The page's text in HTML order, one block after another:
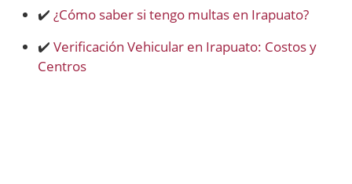
✔️ ¿Cómo saber si tengo multas en Irapuato?
✔️ Verificación Vehicular en Irapuato: Costos y
Centros